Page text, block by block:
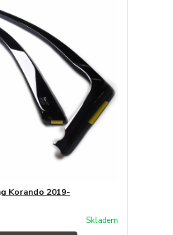
Korando 2019-
Skladem